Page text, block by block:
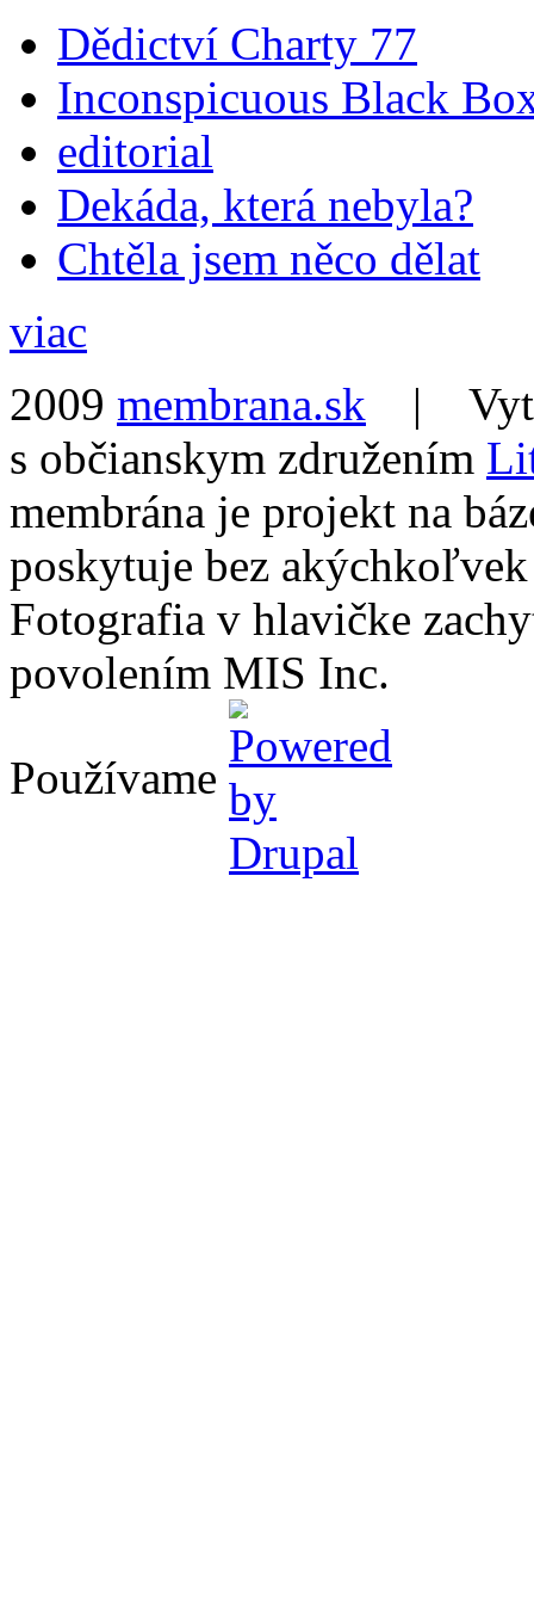
Dědictví Charty 77
Inconspicuous Black
editorial
Dekáda, která nebyla?
Chtěla jsem něco dělat
viac
2009 membrana.sk |
s občianskym združením
membrána je projekt na
poskytuje bez
Fotografia v hlavičke
povolením MIS Inc.
Používame